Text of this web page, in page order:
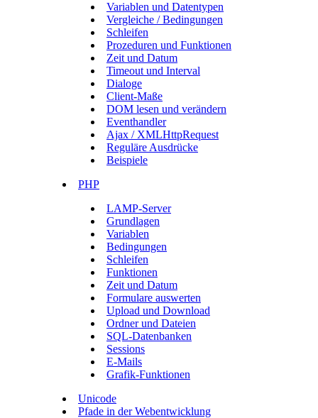
Variablen und Datentypen
Vergleiche / Bedingungen
Schleifen
Prozeduren und Funktionen
Zeit und Datum
Timeout und Interval
Dialoge
Client-Maße
DOM lesen und verändern
Eventhandler
Ajax / XMLHttpRequest
Reguläre Ausdrücke
Beispiele
PHP
LAMP-Server
Grundlagen
Variablen
Bedingungen
Schleifen
Funktionen
Zeit und Datum
Formulare auswerten
Upload und Download
Ordner und Dateien
SQL-Datenbanken
Sessions
E-Mails
Grafik-Funktionen
Unicode
Pfade in der Webentwicklung